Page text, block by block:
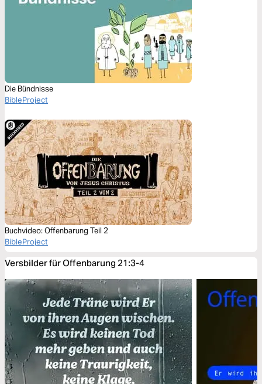
Die Bündnisse
BibleProject
Buchvideo: Offenbarung Teil 2
BibleProject
Versbilder für Offenbarung 21:3-4